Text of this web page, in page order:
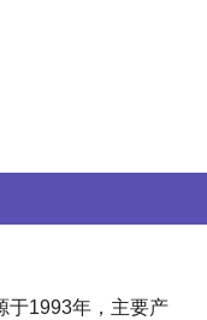
于1993年，主要产